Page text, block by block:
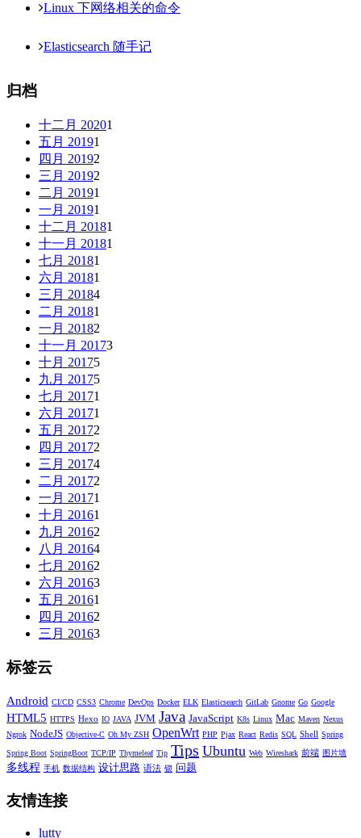
Linux 下网络相关的命令
Elasticsearch 随手记
归档
十二月 20201
五月 20191
四月 20192
三月 20192
二月 20191
一月 20191
十二月 20181
十一月 20181
七月 20181
六月 20181
三月 20184
二月 20181
一月 20182
十一月 20173
十月 20175
九月 20175
七月 20171
六月 20171
五月 20172
四月 20172
三月 20174
二月 20172
一月 20171
十月 20161
九月 20162
八月 20164
七月 20162
六月 20163
五月 20161
四月 20162
三月 20163
标签云
Android CI/CD CSS3 Chrome DevOps Docker ELK Elasticsearch GitLab Gnome Go Google
HTML5 HTTPS Hexo IO JAVA JVM Java JavaScript K8s Linux Mac Maven Nexus
Ngrok NodeJS Objective-C Oh My ZSH OpenWrt PHP Pjax React Redis SQL Shell Spring
Spring Boot SpringBoot TCP/IP Thymeleaf Tip Tips Ubuntu Web Wireshark 前端 图片墙
多线程 手机 数据结构 设计思路 语法 锁 问题
友情连接
lutty